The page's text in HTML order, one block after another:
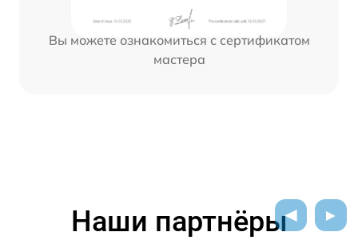
Вы можете ознакомиться с сертификатом
мастера
Наши партнёры